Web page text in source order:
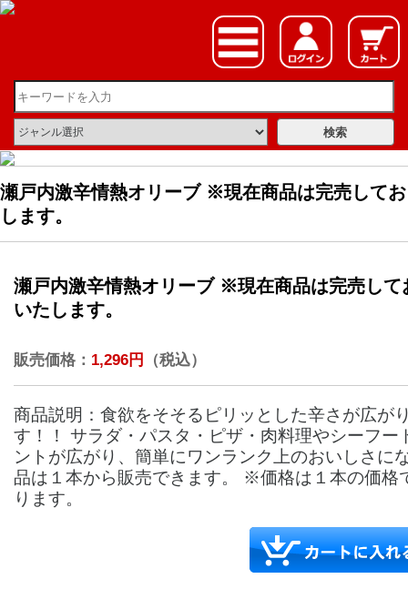
瀬戸内激辛情熱オリーブ ※現在商品は完売して
します。
瀬戸内激辛情熱オリーブ ※現在商品は完売して
いたします。
販売価格： 1,296円 （税込）
商品説明：食欲をそそるピリッとした辛さが広が
す！！ サラダ・パスタ・ピザ・肉料理やシーフ
ントが広がり、簡単にワンランク上のおいしさに
品は１本から販売できます。 ※価格は１本の価
ります。